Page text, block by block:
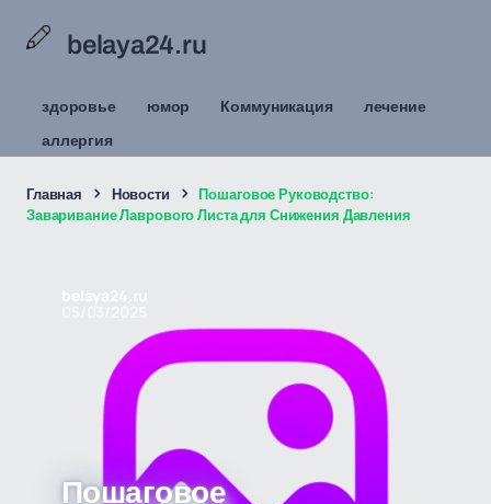
belaya24.ru
здоровье юмор Коммуникация
лечение
аллергия
Главная Новости
Пошаговое Руководство:
Заваривание Лаврового Листа для Снижения Давления
Пошаговое